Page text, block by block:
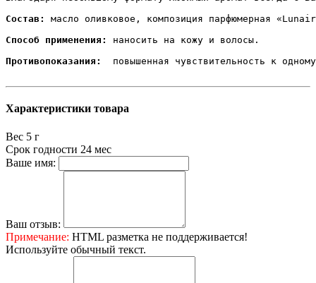
Состав:
масло оливковое, композиция парфюмерная
Способ применения:
наносить на кожу и волосы.
Противопоказания:
повышенная чувствительность к
Характеристики товара
Вес 5 г
Срок годности 24 мес
Ваше имя:
Ваш отзыв:
Примечание: HTML разметка не поддерживается!
Используйте обычный текст.